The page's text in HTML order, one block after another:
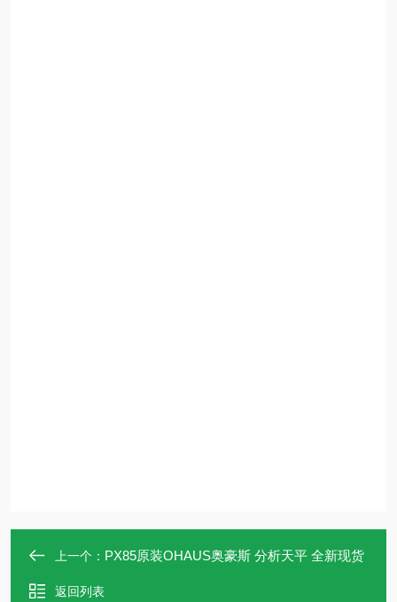
上一个： PX85原装OHAUS奥豪斯 分析天平 全新现货
返回列表